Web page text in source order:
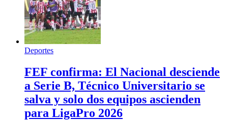
Deportes
FEF confirma: El Nacional desciende
a Serie B, Técnico Universitario se
salva y solo dos equipos ascienden
para LigaPro 2026